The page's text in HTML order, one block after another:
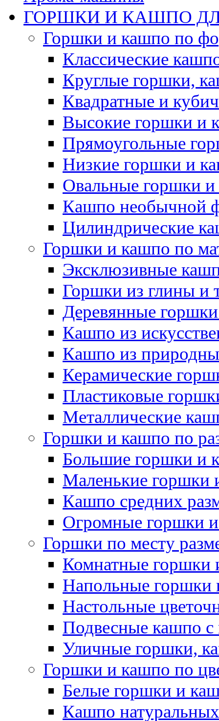
ГОРШКИ И КАШПО
Горшки и кашпо по
Классические
Круглые горшки,
Квадратные и
Высокие горшки и
Прямоугольные
Низкие горшки и
Овальные горшки
Кашпо необычной
Цилиндрические
Горшки и кашпо по
Эксклюзивные
Горшки из глины и
Деревянные
Кашпо из
Кашпо из
Керамические
Пластиковые
Металлические
Горшки и кашпо по
Большие горшки и
Маленькие горшки
Кашпо средних
Огромные горшки
Горшки по месту
Комнатные горшки
Напольные горшки
Настольные
Подвесные кашпо с
Уличные горшки,
Горшки и кашпо по
Белые горшки и
Кашпо